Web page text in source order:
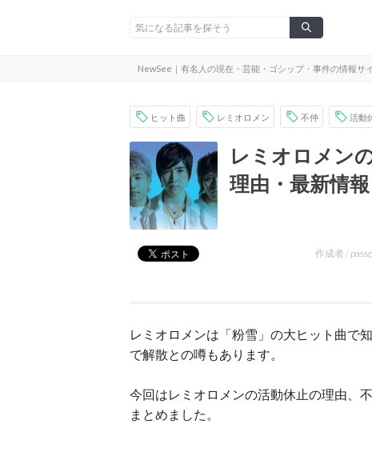
NewSee｜有名人の現在・芸能・ゴシップ・事件の情報サ
ヒット曲 レミオロメン 不仲 活動
レミオロメン
理由・最新情
作成者 /
レミオロメンは「粉雪」の大ヒット曲で
で解散との噂もあります。
今回はレミオロメンの活動休止の理由、
まとめました。